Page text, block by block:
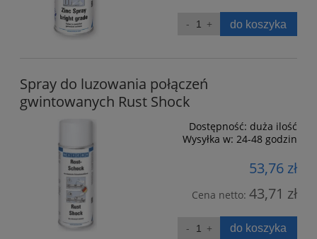
do koszyka
Spray do luzowania połączeń
gwintowanych Rust Shock
Dostępność: duża ilość
Wysyłka w: 24-48 godzin
53,76 zł
Cena netto: 43,71 zł
do koszyka